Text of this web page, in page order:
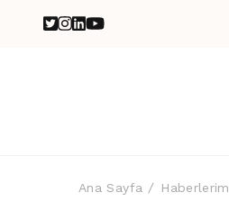
Ana Sayfa Haberlerim